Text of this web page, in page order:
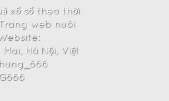
xổ số theo thời
web nuôi
Hà Nội, Việt